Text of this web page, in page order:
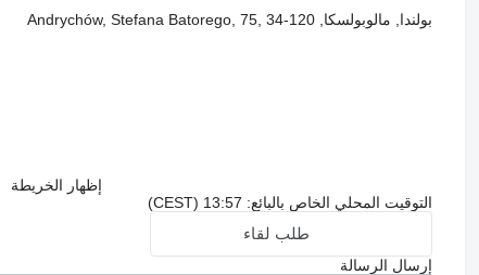
بولندا, مالوبولسكا, Andrychów, Stefana Batorego, 75, 34-120
إظهار الخريطة
التوقيت المحلي الخاص بالبائع: 13:57 (CEST)
طلب لقاء
إرسال الرسالة